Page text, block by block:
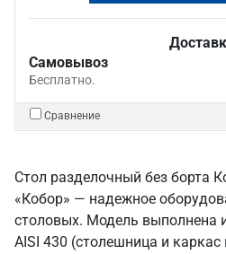
Самовывоз
Бесплатно.
Сравнение
Стол разделочный без борта
«Кобор» — надежное
столовых. Модель выполнена
AISI 430 (столешница и каркас